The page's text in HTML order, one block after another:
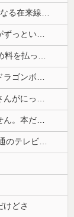
【驚愕】 新幹線じゃなく『帰省費4000円』安くなる在来線で帰省した結果ｗｗｗｗｗ
【画像】まんさん「オフ会に呼んだ覚えない人がずっといたので晒すわ」（パシャ）
海外「疑惑だらけだな」FIFA会長に愛人に口止め料を払っていた疑惑（海外の反応）
【画像】熊本「はーい、被災者の人はこの、『ドラゴンボールの家』みたいな奴の中で過ごしてねー」
会社のカメラ部で「商品を手に持って水着お姉さんがにっこり」を撮影、だがお姉さんは素人アルバイトで親バレした結果……
【悲報】親「うちの子にはゲームは買い与えません。本だけで十分」→結果ｗｗｗ
海外「全部日本の真似だったのか…」 日本の普通のテレビ番組が最新SNSの数十年先を行っていたと話題に
けどさ